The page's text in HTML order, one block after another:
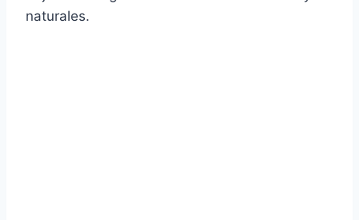
naturales.